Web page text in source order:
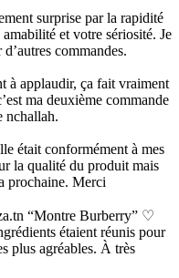
surprise par la rapidité
et votre sériosité. Je
commandes.
à applaudir, ça fait vraiment
ma deuxième commande
nchallah.
était conformément à mes
la qualité du produit mais
prochaine. Merci
“Montre Burberry” ♡
étaient réunis pour
plus agréables. À très